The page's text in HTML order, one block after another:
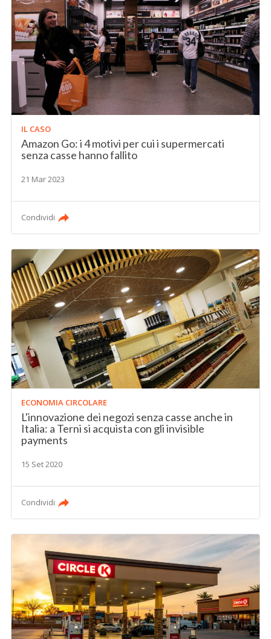
IL CASO
Amazon Go: i 4 motivi per cui i supermercati
senza casse hanno fallito
21 Mar 2023
Condividi
ECONOMIA CIRCOLARE
L'innovazione dei negozi senza casse anche in
Italia: a Terni si acquista con gli invisible
payments
15 Set 2020
Condividi